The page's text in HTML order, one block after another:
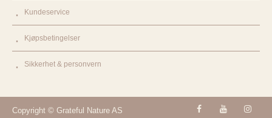
Kundeservice
Kjøpsbetingelser
Sikkerhet & personvern
Copyright © Grateful Nature AS